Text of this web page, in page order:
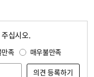
십시오.
만족 매우불만족